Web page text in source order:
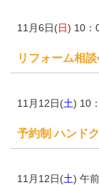
11月6日(日) 10：
リフォーム相
11月12日(土) 10
予約制 ハンド
11月12日(土) 午